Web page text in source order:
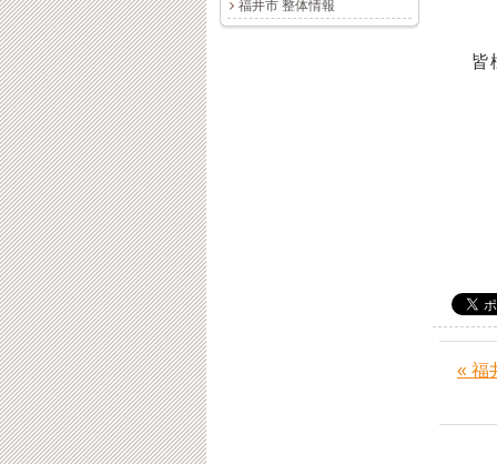
皆
« 福
福井市 整体情報